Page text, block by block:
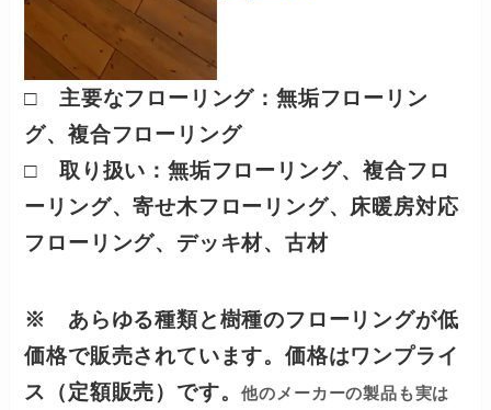
□ 主要なフローリング：無垢フローリン
グ、複合フローリング
□ 取り扱い：無垢フローリング、複合フロ
ーリング、寄せ木フローリング、床暖房対応
フローリング、デッキ材、古材
※ あらゆる種類と樹種のフローリングが低
価格で販売されています。価格はワンプライ
ス（定額販売）です。他のメーカーの製品も実は